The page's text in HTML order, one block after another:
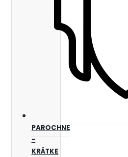
PAROCHNE
-
KRÁTKE